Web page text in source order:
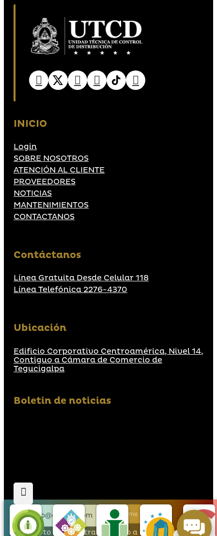
INICIO
Login
SOBRE NOSOTROS
ATENCIÓN AL CLIENTE
PROVEEDORES
NOTICIAS
MANTENIMIENTOS
CONTACTANOS
Contáctanos
Línea Gratuita Desde Celular 118
Línea Telefónica 2276-4370
Ubicación
Edificio Corporativo Centroamérica, Nivel 14,
Contiguo a Cámara de Comercio de
Tegucigalpa
Boletin de noticias
Suscribirme
Acepto que den tratamiento a mis datos